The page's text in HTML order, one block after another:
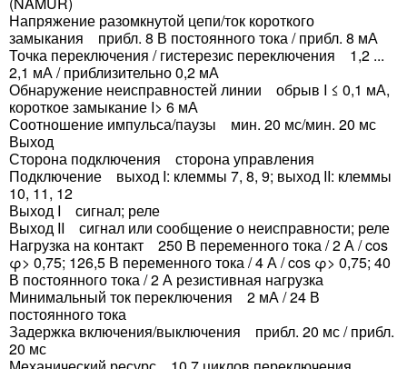
Напряжение разомкнутой цепи/ток короткого
замыкания прибл. 8 В постоянного тока / прибл. 8 мА
Точка переключения / гистерезис переключения 1,2 ...
2,1 мА / приблизительно 0,2 мА
Обнаружение неисправностей линии обрыв I ≤ 0,1 мА,
короткое замыкание I> 6 мА
Соотношение импульса/паузы мин. 20 мс/мин. 20 мс
Выход
Сторона подключения сторона управления
Подключение выход I: клеммы 7, 8, 9; выход II: клеммы
10, 11, 12
Выход I сигнал; реле
Выход II сигнал или сообщение о неисправности; реле
Нагрузка на контакт 250 В переменного тока / 2 А / cos
φ> 0,75; 126,5 В переменного тока / 4 А / cos φ> 0,75; 40
В постоянного тока / 2 А резистивная нагрузка
Минимальный ток переключения 2 мА / 24 В
постоянного тока
Задержка включения/выключения прибл. 20 мс / прибл.
20 мс